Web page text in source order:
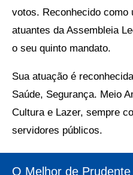
votos. Reconhecido como
atuantes da Assembleia
o seu quinto mandato.
Sua atuação é
Saúde, Segurança. Meio
Cultura e Lazer, sempre
servidores públicos.
O Melhor de